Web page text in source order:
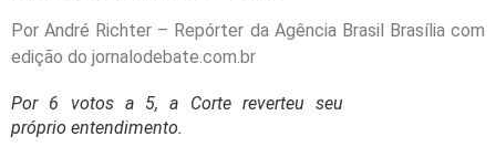
Por André Richter – Repórter da Agência Brasil Brasília com
edição do jornalodebate.com.br
Por 6 votos a 5, a Corte reverteu seu
próprio entendimento.